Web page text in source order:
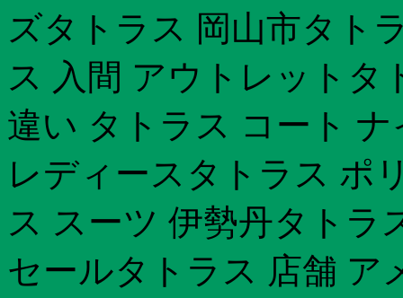
ズタトラス 岡山市タト
ス 入間 アウトレット
違い タトラス コート
レディースタトラス ポ
ス スーツ 伊勢丹タトラ
セールタトラス 店舗 ア